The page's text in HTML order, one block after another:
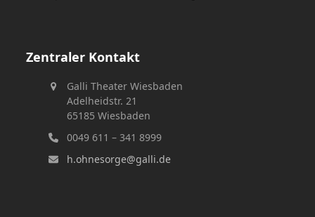
Zentraler Kontakt
Galli Theater Wiesbaden
Adelheidstr. 21
65185 Wiesbaden
0049 611 – 341 8999
h.ohnesorge@galli.de